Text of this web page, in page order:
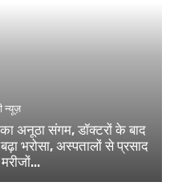
न्यूज़
अनूठा संगम, डॉक्टरों के बाद
भरोसा, अस्पतालों से प्रसाद